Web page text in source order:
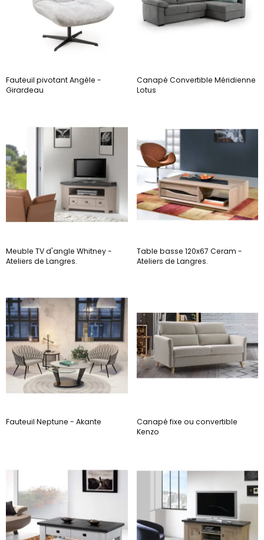
Fauteuil pivotant Angèle -
Girardeau
Canapé Convertible Méridienne
Lotus
Meuble TV d'angle Whitney -
Ateliers de Langres.
Table basse 120x67 Ceram -
Ateliers de Langres.
Fauteuil Neptune - Akante
Canapé fixe ou convertible
Kenzo